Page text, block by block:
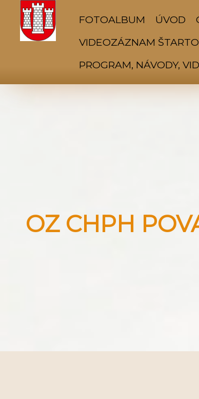
FOTOALBUM ÚVOD
VIDEOZÁZNAM
PROGRAM, NÁVODY,
OZ CHPH